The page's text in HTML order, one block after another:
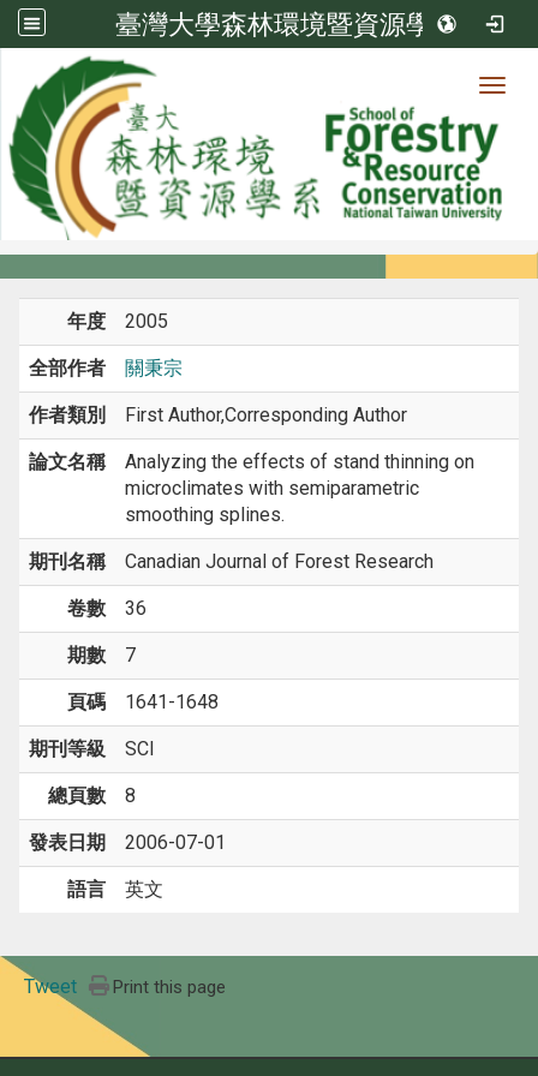
臺灣大學森林環境暨資源學系
系所成員
系所成員
年度 2005
全部作者 關秉宗
作者類別 First Author,Corresponding Author
論文名稱
Analyzing the effects of stand thinning on
microclimates with semiparametric
smoothing splines.
期刊名稱 Canadian Journal of Forest Research
卷數 36
期數 7
頁碼 1641-1648
期刊等級 SCI
總頁數 8
發表日期 2006-07-01
語言 英文
Tweet Print this page